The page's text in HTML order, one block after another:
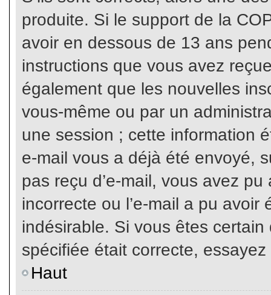
produite. Si le support de la
avoir en dessous de 13 ans
instructions que vous avez
également que les nouvelles
vous-même ou par un
une session ; cette information
e-mail vous a déjà été envoyé,
pas reçu d’e-mail, vous avez
incorrecte ou l’e-mail a pu
indésirable. Si vous êtes
spécifiée était correcte,
Haut